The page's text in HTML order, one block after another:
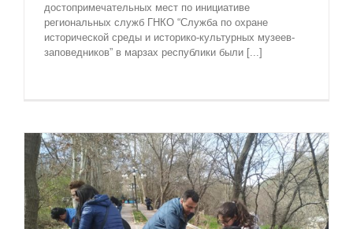
достопримечательных мест по инициативе
региональных служб ГНКО “Служба по охране
исторической среды и историко-культурных музеев-
заповедников” в марзах республики были [...]